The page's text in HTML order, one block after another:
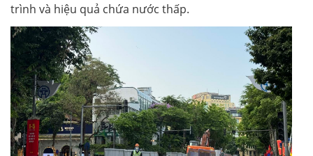
trình và hiệu quả chứa nước thấp.